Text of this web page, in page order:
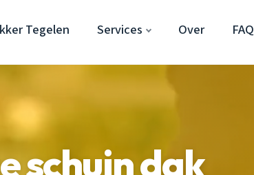
Tegelen Services Over FAQ
schuin dak